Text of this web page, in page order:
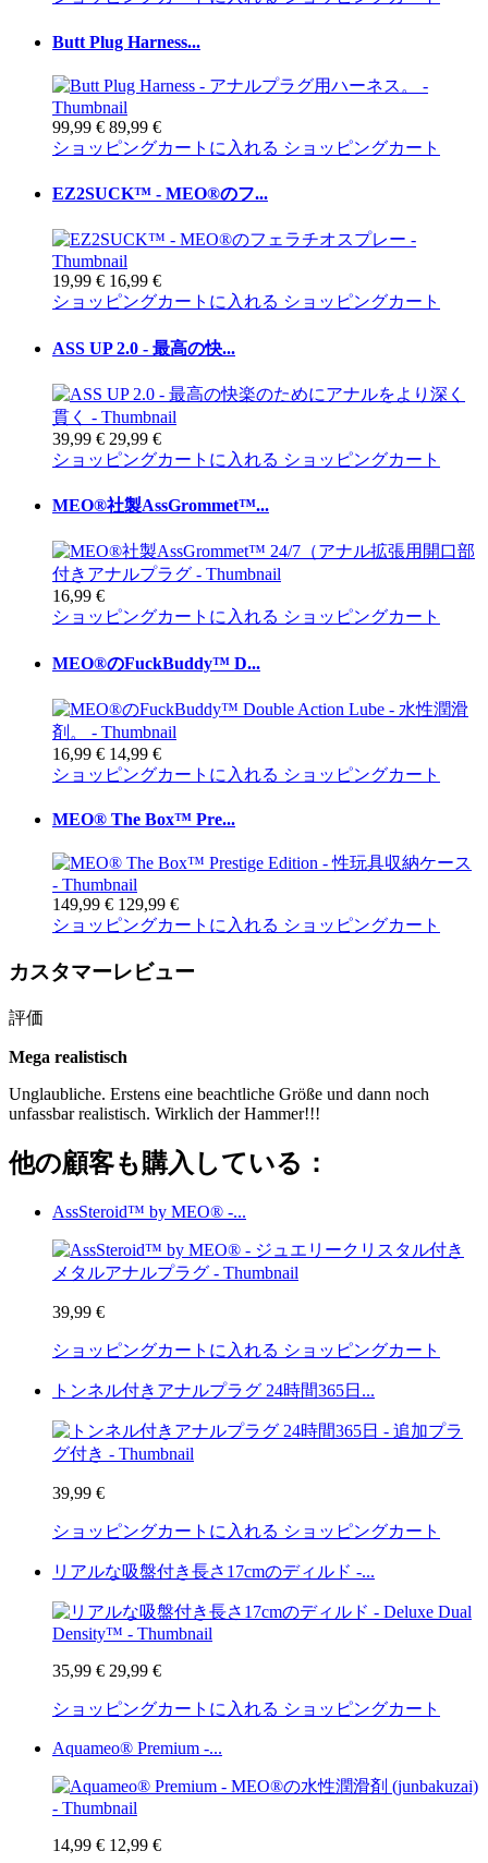
Butt Plug Harness...
99,99 € 89,99 €
ショッピングカートに入れる ショッピングカート
EZ2SUCK™ - MEO®のフ...
19,99 € 16,99 €
ショッピングカートに入れる ショッピングカート
ASS UP 2.0 - 最高の快...
39,99 € 29,99 €
ショッピングカートに入れる ショッピングカート
MEO®社製AssGrommet™...
16,99 €
ショッピングカートに入れる ショッピングカート
MEO®のFuckBuddy™ D...
16,99 € 14,99 €
ショッピングカートに入れる ショッピングカート
MEO® The Box™ Pre...
149,99 € 129,99 €
ショッピングカートに入れる ショッピングカート
カスタマーレビュー
評価
Mega realistisch
Unglaubliche. Erstens eine beachtliche Größe und dann noch
unfassbar realistisch. Wirklich der Hammer!!!
他の顧客も購入している：
AssSteroid™ by MEO® -...
39,99 €
ショッピングカートに入れる ショッピングカート
トンネル付きアナルプラグ 24時間365日...
39,99 €
ショッピングカートに入れる ショッピングカート
リアルな吸盤付き長さ17cmのディルド -...
35,99 € 29,99 €
ショッピングカートに入れる ショッピングカート
Aquameo® Premium -...
14,99 € 12,99 €